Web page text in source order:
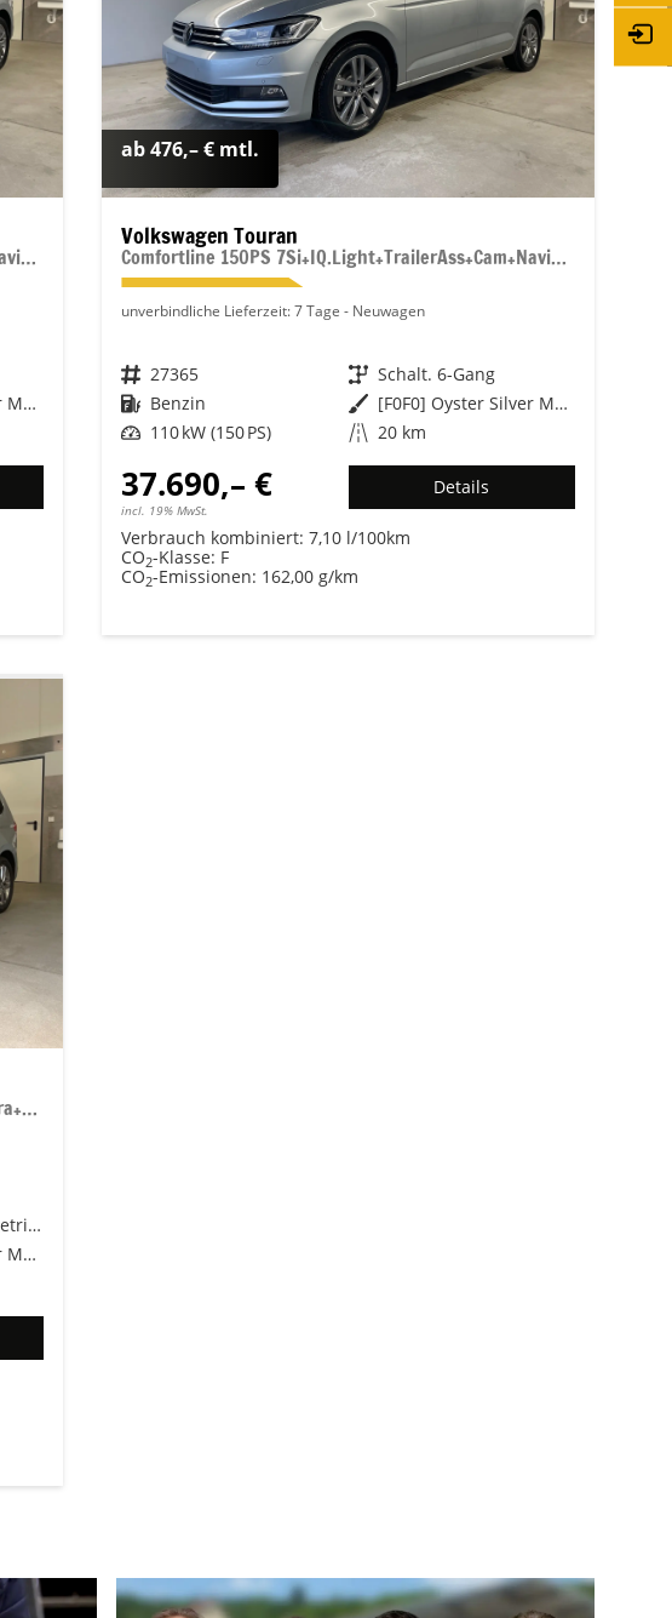
Comfortline 150PS 7Si+IQ.Light+TrailerAss+Cam+Navi+Kamera+Alarm+Kessy+App-Connect
[F0F0] Oyster Silver Metallic
ab 476,– € mtl.
Volkswagen Touran
Comfortline 150PS 7Si+IQ.Light+TrailerAss+Cam+Navi+Kamera+Alarm+Kessy+App-Connect
unverbindliche Lieferzeit:7 Tage Neuwagen
Fahrzeugnr. 27365 Getriebe Schalt. 6-Gang
Kraftstoff Benzin Außenfarbe
[F0F0] Oyster Silver Metallic
Leistung 110 kW (150 PS) Kilometerstand 20 km
37.690,– €
incl. 19% MwSt.
Details
Verbrauch kombiniert:7,10 l/100km
CO2-Klasse: F
CO2-Emissionen: 162,00 g/km
Comfortline 1.5 TSI DSG 7Sitz+AHK+IQ.Light+Kamera+Navi+eHeck+Keyless+Sitzheiz
Doppelkupplungsgetriebe (DSG)
[F0F0] Oyster Silver Metallic